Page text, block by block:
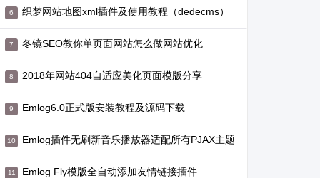
织梦网站地图xml插件及使用教程（dedecms）
冬镜SEO教你单页面网站怎么做网站优化
2018年网站404自适应美化页面模版分享
Emlog6.0正式版安装教程及源码下载
Emlog插件无刷新音乐播放器适配所有PJAX主题
Emlog Fly模版全自动添加友情链接插件